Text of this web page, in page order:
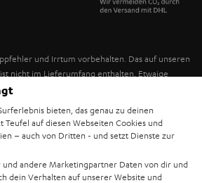
und Irrtum vorbehalten. Das auf unseren
nicht im Lieferumfang enthalten. Etwaige
sind im Preis inbegriffen.
- All rights reserved.
bieten, das genau zu deinen
Teufel auf diesen Webseiten Cookies und
– auch von Dritten - und setzt Dienste zur
andere Marketingpartner Daten von dir und
dein Verhalten auf unserer Website und